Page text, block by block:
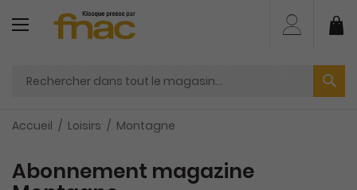
contenu
Accueil Loisirs Montagne
Abonnement magazine